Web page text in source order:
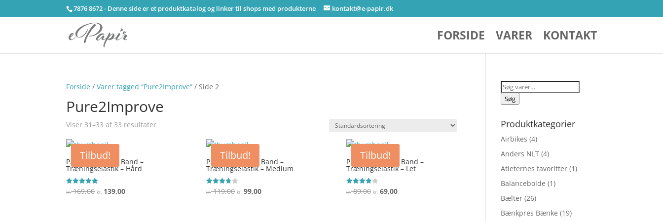
7876 8672 - Denne side er et produktkatalog og linker til shops med produkterne kontakt@e-papir.dk
FORSIDE VARER KONTAKT
Forside /Varer tagged “Pure2Improve” / Side 2
Pure2Improve
Viser 31–33 af 33 resultater
Tilbud!
P2I – Resistance Band –
Træningselastik – Hård
Vurderet
4.9
kr.169,00Den
kr. 139,00Den
Tilbud!
P2I – Resistance Band –
Træningselastik – Medium
Vurderet
3.8
kr.119,00 Den
kr. 99,00Den
Tilbud!
P2I – Resistance Band –
Træningselastik – Let
Vurderet
3.9
kr.89,00 Den
kr. 69,00Den
Søg
efter:
Søg
Produktkategorier
Airbikes (4)
Anders NLT (4)
Atleternes favoritter (1)
Balancebolde (1)
Bælter (26)
Bænkpres Bænke (19)